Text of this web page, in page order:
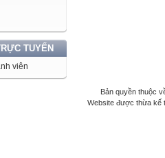
TUYẾN
viên
Bản quyền thuộc
Website được thừa kế